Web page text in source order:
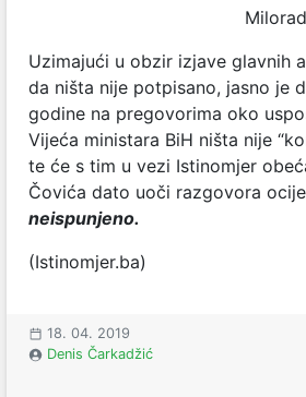
Uzimajući u obzir izjave glavnih
da ništa nije potpisano, jasno je
godine na pregovorima oko
Vijeća ministara BiH ništa nije
te će s tim u vezi Istinomjer
Čovića dato uoči razgovora
neispunjeno.
(Istinomjer.ba)
18. 04. 2019
Denis Čarkadžić